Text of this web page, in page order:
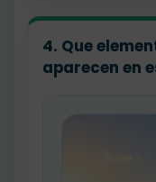
4. Que
aparecen en